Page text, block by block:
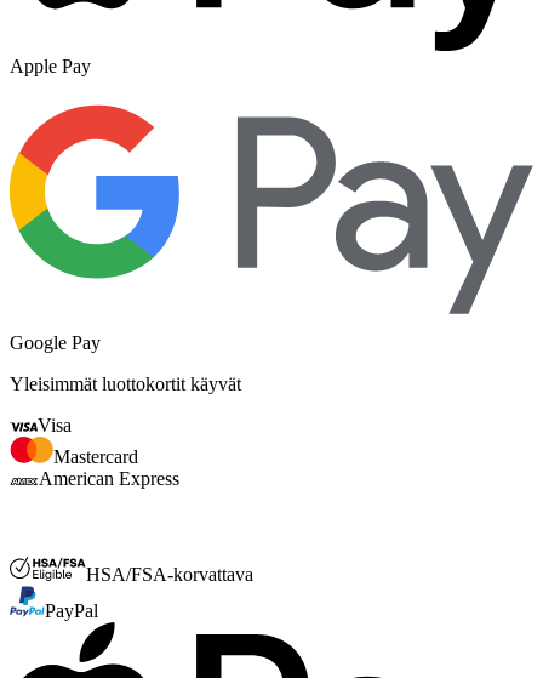
Apple Pay
Google Pay
Yleisimmät luottokortit käyvät
Visa
Mastercard
American Express
HSA/FSA-korvattava
PayPal